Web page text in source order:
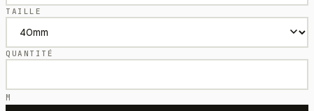
TAILLE
QUANTITÉ
M